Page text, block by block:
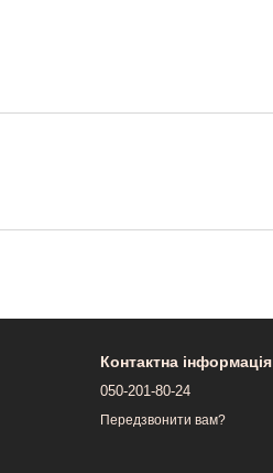
Контактна інформація
050-201-80-24
Передзвонити вам?